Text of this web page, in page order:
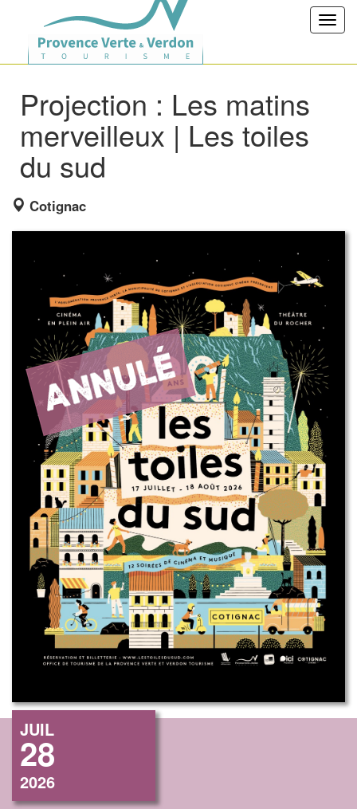
Projection : Les matins
merveilleux | Les toiles
du sud
Cotignac
JUIL
28
2026